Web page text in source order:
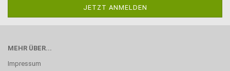
MEHR ÜBER...
Impressum